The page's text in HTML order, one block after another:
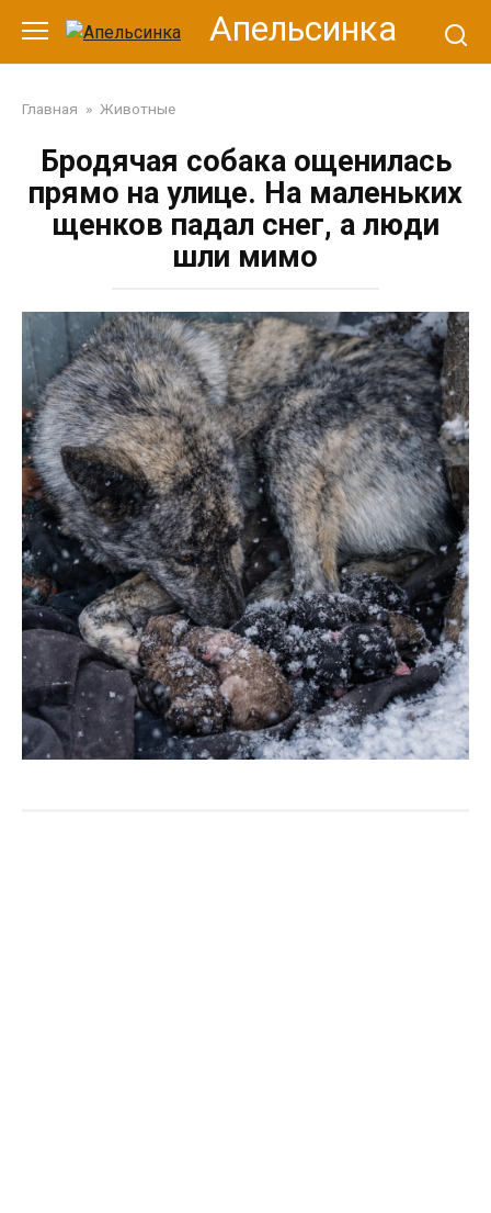
контенту
Апельсинка
Главная » Животные
Бродячая собака ощенилась
прямо на улице. На маленьких
щенков падал снег, а люди
шли мимо